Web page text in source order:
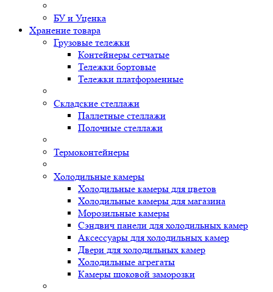
БУ и Уценка
Хранение товара
Грузовые тележки
Контейнеры сетчатые
Тележки бортовые
Тележки платформенные
Складские стеллажи
Паллетные стеллажи
Полочные стеллажи
Термоконтейнеры
Холодильные камеры
Холодильные камеры для цветов
Холодильные камеры для магазина
Морозильные камеры
Сэндвич панели для холодильных камер
Аксессуары для холодильных камер
Двери для холодильных камер
Холодильные агрегаты
Камеры шоковой заморозки